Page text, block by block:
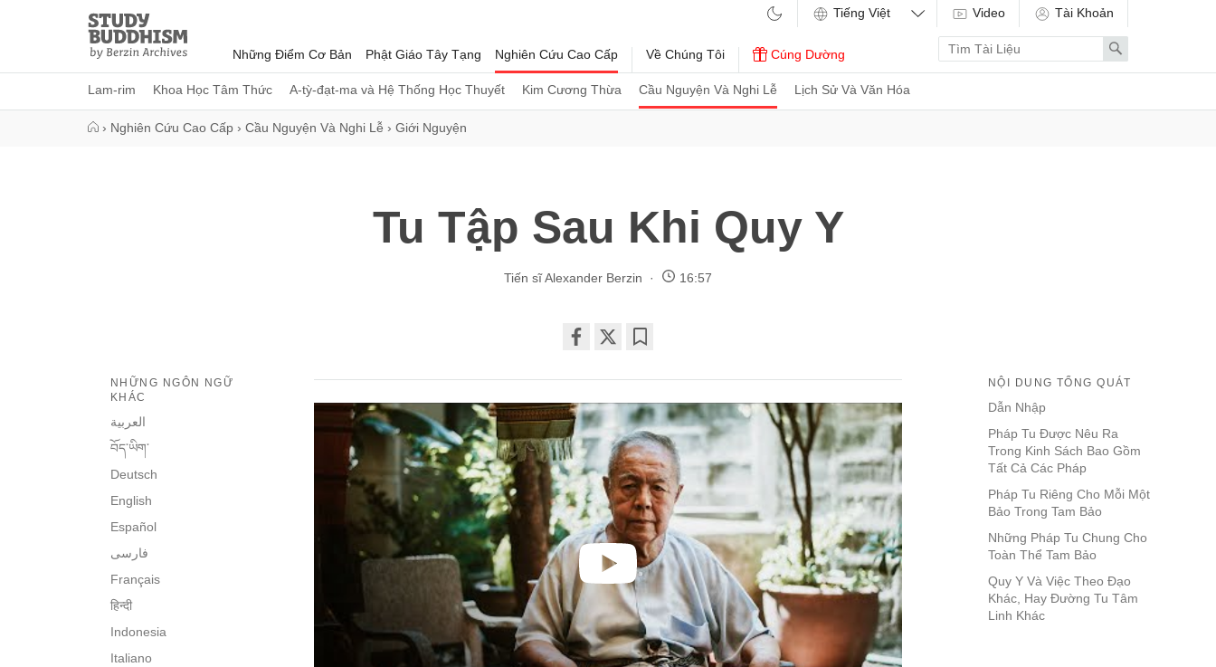
Study
Buddhism
Home
Những Điểm Cơ Bản Phật Giáo Tây Tạng Nghiên Cứu Cao Cấp
Lam-rim Khoa Học Tâm Thức A-tỳ-đạt-ma và Hệ Thống Học Thuyết Kim Cương Thừa Cầu Nguyện Và Nghi Lễ Lịch Sử Và Văn Hóa
Về Chúng Tôi Cúng Dường
Video Tài Khoản
Enter
search
term
Search
› Nghiên Cứu Cao Cấp › Cầu Nguyện Và Nghi Lễ › Giới Nguyện
Tu Tập Sau Khi Quy Y
Tiến sĩ Alexander Berzin 16:57
on
facebook
NỘI DUNG TỔNG QUÁT
Dẫn Nhập
Pháp Tu Được Nêu Ra
Trong Kinh Sách Bao Gồm
Tất Cả Các Pháp
Pháp Tu Riêng Cho Mỗi Một
Bảo Trong Tam Bảo
Những Pháp Tu Chung Cho
Toàn Thể Tam Bảo
Quy Y Và Việc Theo Đạo
Khác, Hay Đường Tu Tâm
Linh Khác
NHỮNG NGÔN NGỮ
KHÁC
العربية
བོད་ཡིག་
Deutsch
English
Español
فارسی
Français
हिन्दी
Indonesia
Italiano